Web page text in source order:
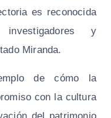
es reconocida
y
Miranda.
de cómo la
con la cultura